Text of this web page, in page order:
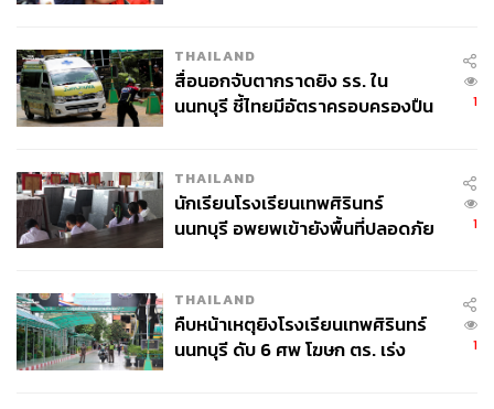
THAILAND
สื่อนอกจับตากราดยิง รร. ใน
นนทบุรี ชี้ไทยมีอัตราครอบครองปืน
1
THAILAND
นักเรียนโรงเรียนเทพศิรินทร์
นนทบุรี อพยพเข้ายังพื้นที่ปลอดภัย
1
THAILAND
คืบหน้าเหตุยิงโรงเรียนเทพศิรินทร์
นนทบุรี ดับ 6 ศพ โฆษก ตร. เร่ง
1